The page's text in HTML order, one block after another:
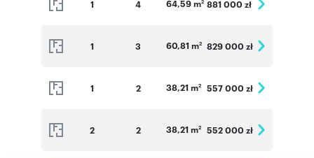
1 4 64,59 m2 881 000 zł
1 3 60,81 m2 829 000 zł
1 2 38,21 m2 557 000 zł
2 2 38,21 m2 552 000 zł